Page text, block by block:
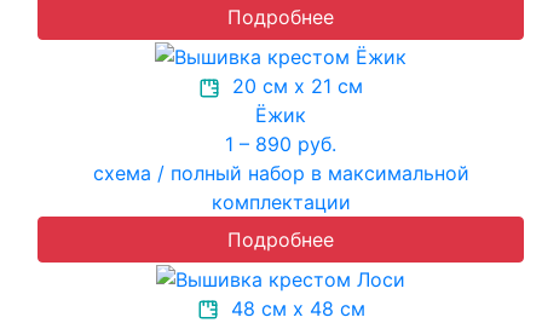
Подробнее
20 см х 21 см
Ёжик
1 – 890 руб.
схема / полный набор в максимальной
комплектации
Подробнее
48 см х 48 см